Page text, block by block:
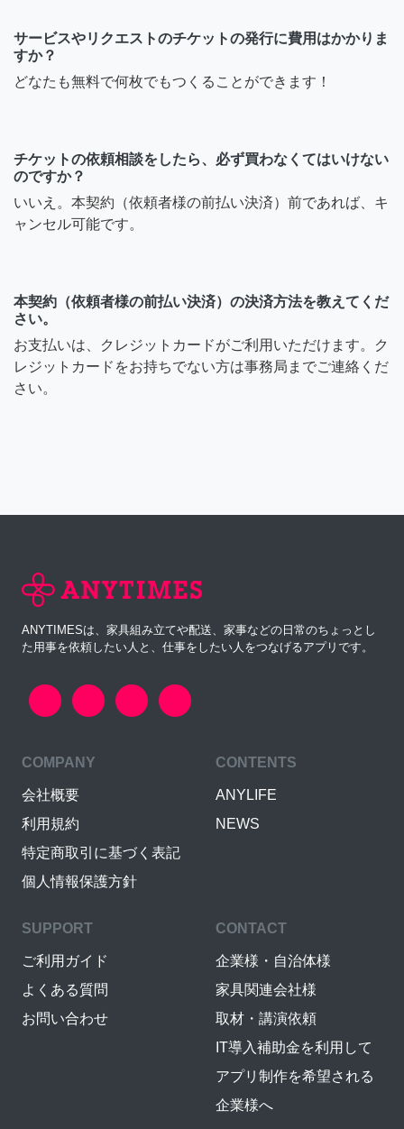
サービスやリクエストのチケットの発行に費用はかかりま
すか？
どなたも無料で何枚でもつくることができます！
チケットの依頼相談をしたら、必ず買わなくてはいけない
のですか？
いいえ。本契約（依頼者様の前払い決済）前であれば、キ
ャンセル可能です。
本契約（依頼者様の前払い決済）の決済方法を教えてくだ
さい。
お支払いは、クレジットカードがご利用いただけます。ク
レジットカードをお持ちでない方は事務局までご連絡くだ
さい。
ANYTIMESは、家具組み立てや配送、家事などの日常のちょっとし
た用事を依頼したい人と、仕事をしたい人をつなげるアプリです。
COMPANY
会社概要
利用規約
特定商取引に基づく表記
個人情報保護方針
CONTENTS
ANYLIFE
NEWS
SUPPORT
ご利用ガイド
よくある質問
お問い合わせ
CONTACT
企業様・自治体様
家具関連会社様
取材・講演依頼
IT導入補助金を利用して
アプリ制作を希望される
企業様へ